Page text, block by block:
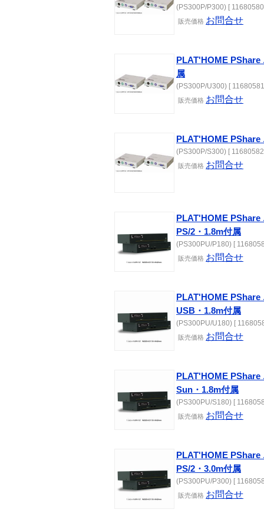
(PS300P/P300) [
販売価格 お問合せ
PLAT'HOME PShare
属
(PS300P/U300) [
販売価格 お問合せ
PLAT'HOME PShare
(PS300P/S300) [
販売価格 お問合せ
PLAT'HOME PShare
PS/2・1.8m付属
(PS300PU/P180) [
販売価格 お問合せ
PLAT'HOME PShare
USB・1.8m付属
(PS300PU/U180) [
販売価格 お問合せ
PLAT'HOME PShare
Sun・1.8m付属
(PS300PU/S180) [
販売価格 お問合せ
PLAT'HOME PShare
PS/2・3.0m付属
(PS300PU/P300) [
販売価格 お問合せ